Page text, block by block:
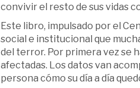
convivir el resto de sus vidas
Este libro, impulsado por el
social e institucional que
del terror. Por primera vez se
afectadas. Los datos van
persona cómo su día a día